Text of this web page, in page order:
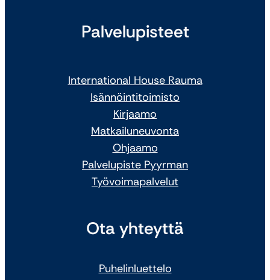
Palvelupisteet
International House Rauma
Isännöintitoimisto
Kirjaamo
Matkailuneuvonta
Ohjaamo
Palvelupiste Pyyrman
Työvoimapalvelut
Ota yhteyttä
Puhelinluettelo